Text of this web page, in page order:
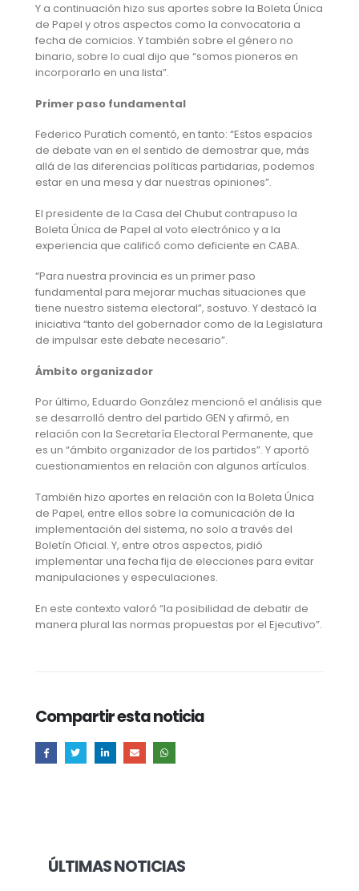
Y a continuación hizo sus aportes sobre la Boleta Única
de Papel y otros aspectos como la convocatoria a
fecha de comicios. Y también sobre el género no
binario, sobre lo cual dijo que “somos pioneros en
incorporarlo en una lista”.
Primer paso fundamental
Federico Puratich comentó, en tanto: “Estos espacios
de debate van en el sentido de demostrar que, más
allá de las diferencias políticas partidarias, podemos
estar en una mesa y dar nuestras opiniones”.
El presidente de la Casa del Chubut contrapuso la
Boleta Única de Papel al voto electrónico y a la
experiencia que calificó como deficiente en CABA.
“Para nuestra provincia es un primer paso
fundamental para mejorar muchas situaciones que
tiene nuestro sistema electoral”, sostuvo. Y destacó la
iniciativa “tanto del gobernador como de la Legislatura
de impulsar este debate necesario”.
Ámbito organizador
Por último, Eduardo González mencionó el análisis que
se desarrolló dentro del partido GEN y afirmó, en
relación con la Secretaría Electoral Permanente, que
es un “ámbito organizador de los partidos”. Y aportó
cuestionamientos en relación con algunos artículos.
También hizo aportes en relación con la Boleta Única
de Papel, entre ellos sobre la comunicación de la
implementación del sistema, no solo a través del
Boletín Oficial. Y, entre otros aspectos, pidió
implementar una fecha fija de elecciones para evitar
manipulaciones y especulaciones.
En este contexto valoró “la posibilidad de debatir de
manera plural las normas propuestas por el Ejecutivo”.
Compartir esta noticia
ÚLTIMAS NOTICIAS